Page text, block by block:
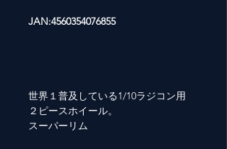
JAN:4560354076855
世界１普及している1/10ラジコン用
２ピースホイール。
スーパーリム